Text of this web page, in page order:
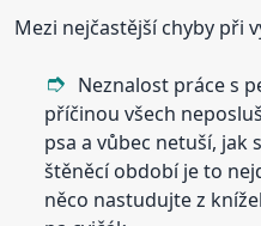
Mezi nejčastější chyby při
Neznalost práce s
příčinou všech
psa a vůbec netuší, jak
štěněcí období je to
něco nastudujte z